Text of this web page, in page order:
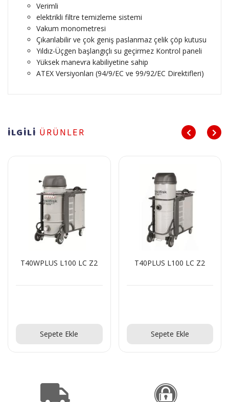
Verimli
elektrikli filtre temizleme sistemi
Vakum monometresi
Çıkarılabilir ve çok geniş paslanmaz çelik çöp kutusu
Yıldız-Üçgen başlangıçlı su geçirmez Kontrol paneli
Yüksek manevra kabiliyetine sahip
ATEX Versiyonları (94/9/EC ve 99/92/EC Direktifleri)
İLGİLİ ÜRÜNLER
T40WPLUS L100 LC Z2
Sepete Ekle
T40PLUS L100 LC Z2
Sepete Ekle